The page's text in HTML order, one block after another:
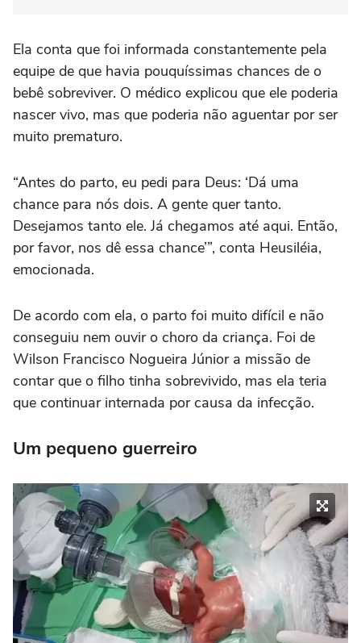
Ela conta que foi informada constantemente pela
equipe de que havia pouquíssimas chances de o
bebê sobreviver. O médico explicou que ele poderia
nascer vivo, mas que poderia não aguentar por ser
muito prematuro.
“Antes do parto, eu pedi para Deus: ‘Dá uma
chance para nós dois. A gente quer tanto.
Desejamos tanto ele. Já chegamos até aqui. Então,
por favor, nos dê essa chance’”, conta Heusiléia,
emocionada.
De acordo com ela, o parto foi muito difícil e não
conseguiu nem ouvir o choro da criança. Foi de
Wilson Francisco Nogueira Júnior a missão de
contar que o filho tinha sobrevivido, mas ela teria
que continuar internada por causa da infecção.
Um pequeno guerreiro